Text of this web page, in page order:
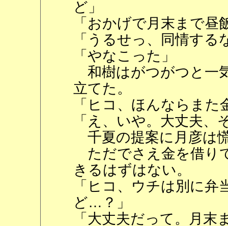
ど」
「おかげで月末まで
「うるせっ、同情す
「やなこった」
和樹はがつがつと一
立てた。
「ヒコ、ほんならまた
「え、いや。大丈夫
千夏の提案に月彦は
ただでさえ金を借り
きるはずはない。
「ヒコ、ウチは別に
ど…？」
「大丈夫だって。月末